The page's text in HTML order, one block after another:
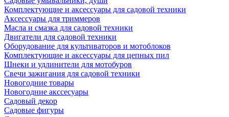
Комплектующие и аксессуары для садовой техники
Аксессуары для триммеров
Масла и смазка для садовой техники
Двигатели для садовой техники
Оборудование для культиваторов и мотоблоков
Комплектующие и аксессуары для цепных пил
Шнеки и удлинители для мотобуров
Свечи зажигания для садовой техники
Новогодние товары
Новогодние акссесуары
Садовый декор
Садовые фигуры